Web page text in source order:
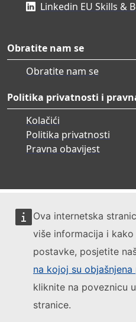
Ova internetska
više informacija i
postavke, posjetite
na kojoj su
kliknite na poveznicu
stranice.
Linkedin EU Skills &
Obratite nam se
Obratite nam se
Politika privatnosti i
Kolačići
Politika privatnosti
Pravna obavijest